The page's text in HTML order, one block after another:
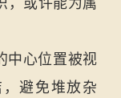
中心位置被视
避免堆放杂